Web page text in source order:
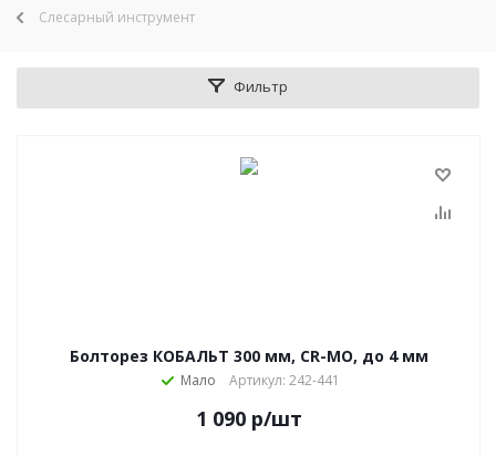
Слесарный инструмент
Фильтр
Болторез КОБАЛЬТ 300 мм, CR-MO, до 4 мм
Мало Артикул: 242-441
1 090 р/шт